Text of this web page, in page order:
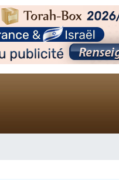
demander une bénédiction
étudier en groupe sur Zoom
nous rejoindre sur WhatsApp
nous rejoindre sur WhatsApp
de faire un don pour 1 Journée
demander une bénédiction
nous rejoindre sur WhatsApp